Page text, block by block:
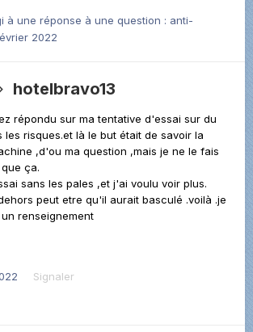
à une réponse à une question : anti-
2022
hotelbravo13
répondu sur ma tentative d'essai sur du
les risques.et là le but était de savoir la
,d'ou ma question ,mais je ne le fais
ça.
sans les pales ,et j'ai voulu voir plus.
peut etre qu'il aurait basculé .voilà .je
renseignement
Signaler